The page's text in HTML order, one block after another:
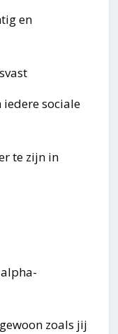
en
iedere sociale
te zijn in
zoals jij